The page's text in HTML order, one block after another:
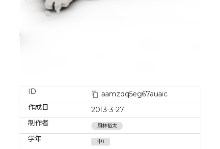
ID
aamzdq5eg67auaic
作成日
2013-3-27
制作者
風林裕太
学年 中1